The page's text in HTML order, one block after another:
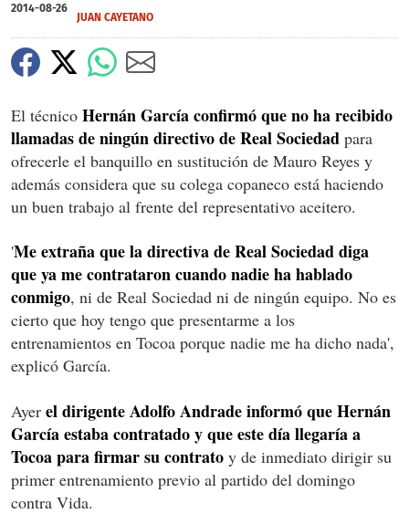
2014-08-26
JUAN CAYETANO
El técnico Hernán García confirmó que no ha recibido
llamadas de ningún directivo de Real Sociedad para
ofrecerle el banquillo en sustitución de Mauro Reyes y
además considera que su colega copaneco está haciendo
un buen trabajo al frente del representativo aceitero.
'Me extraña que la directiva de Real Sociedad diga
que ya me contrataron cuando nadie ha hablado
conmigo, ni de Real Sociedad ni de ningún equipo. No es
cierto que hoy tengo que presentarme a los
entrenamientos en Tocoa porque nadie me ha dicho nada',
explicó García.
Ayer el dirigente Adolfo Andrade informó que Hernán
García estaba contratado y que este día llegaría a
Tocoa para firmar su contrato y de inmediato dirigir su
primer entrenamiento previo al partido del domingo
contra Vida.